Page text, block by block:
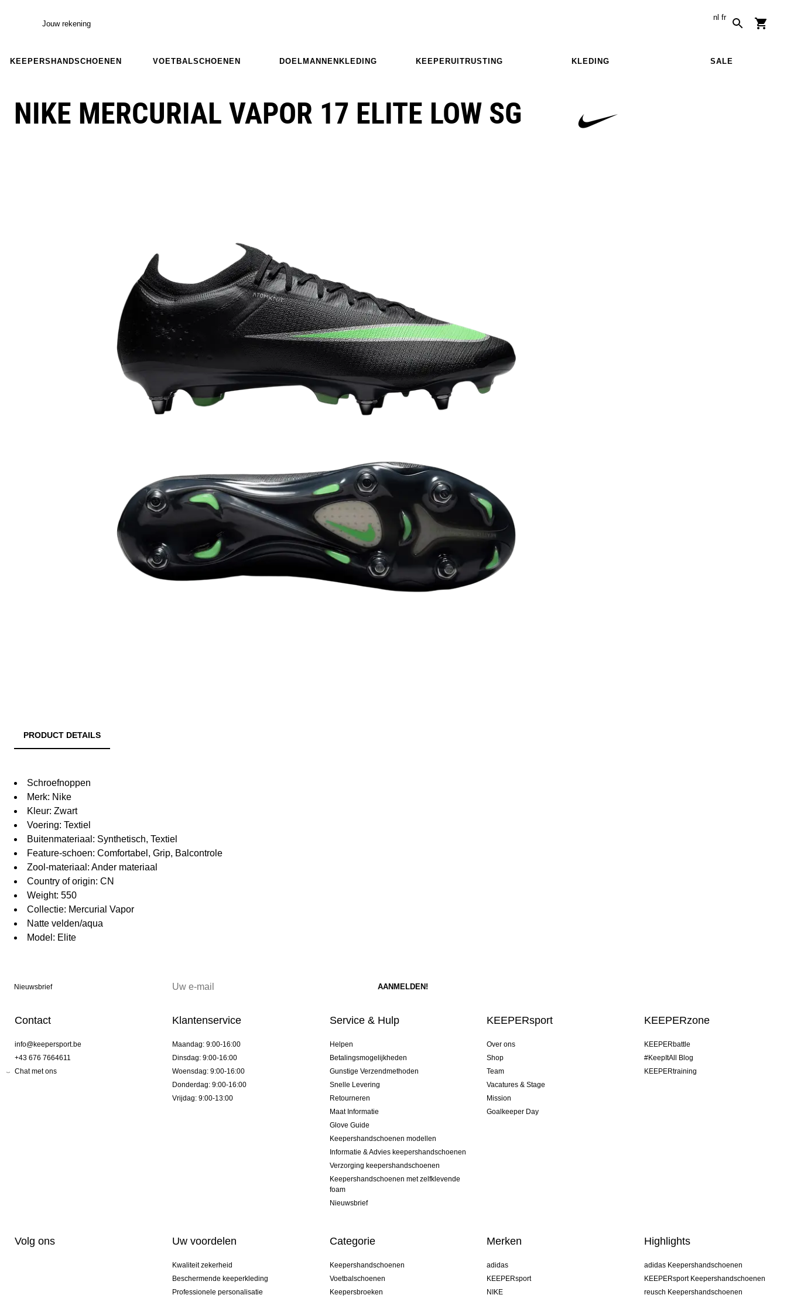
Jouw rekening
nl fr
KEEPERSHANDSCHOENEN VOETBALSCHOENEN DOELMANNENKLEDING KEEPERUITRUSTING KLEDING SALE
NIKE MERCURIAL VAPOR 17 ELITE LOW SG
PRODUCT DETAILS
Schroefnoppen
Merk: Nike
Kleur: Zwart
Voering: Textiel
Buitenmateriaal: Synthetisch, Textiel
Feature-schoen: Comfortabel, Grip, Balcontrole
Zool-materiaal: Ander materiaal
Country of origin: CN
Weight: 550
Collectie: Mercurial Vapor
Natte velden/aqua
Model: Elite
Nieuwsbrief
Contact
info@keepersport.be
+43 676 7664611
Chat met ons
Klantenservice
Maandag: 9:00-16:00
Dinsdag: 9:00-16:00
Woensdag: 9:00-16:00
Donderdag: 9:00-16:00
Vrijdag: 9:00-13:00
Service & Hulp
Helpen
Betalingsmogelijkheden
Gunstige Verzendmethoden
Snelle Levering
Retourneren
Maat Informatie
Glove Guide
Keepershandschoenen modellen
Informatie & Advies keepershandschoenen
Verzorging keepershandschoenen
Keepershandschoenen met zelfklevende
foam
Nieuwsbrief
KEEPERsport
Over ons
Shop
Team
Vacatures & Stage
Mission
Goalkeeper Day
KEEPERzone
KEEPERbattle
#KeepItAll Blog
KEEPERtraining
Volg ons Uw voordelen
Kwaliteit zekerheid
Beschermende keeperkleding
Professionele personalisatie
Categorie
Keepershandschoenen
Voetbalschoenen
Keepersbroeken
Merken
adidas
KEEPERsport
NIKE
Highlights
adidas Keepershandschoenen
KEEPERsport Keepershandschoenen
reusch Keepershandschoenen